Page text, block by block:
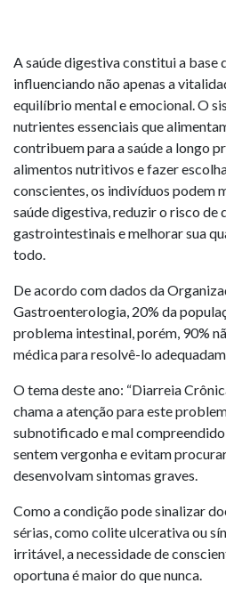
A saúde digestiva constitui a base
influenciando não apenas a
equilíbrio mental e emocional. O
nutrientes essenciais que
contribuem para a saúde a longo
alimentos nutritivos e fazer
conscientes, os indivíduos podem
saúde digestiva, reduzir o risco de
gastrointestinais e melhorar sua
todo.
De acordo com dados da
Gastroenterologia, 20% da
problema intestinal, porém, 90%
médica para resolvê-lo
O tema deste ano: “Diarreia
chama a atenção para este
subnotificado e mal
sentem vergonha e evitam
desenvolvam sintomas graves.
Como a condição pode sinalizar
sérias, como colite ulcerativa ou
irritável, a necessidade de
oportuna é maior do que nunca.